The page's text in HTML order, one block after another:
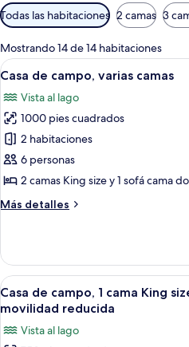
Filtros
disponibles
para
las
habitaciones
Todas las habitaciones 2 camas 3
Mostrando 14 de 14 habitaciones
Abrir
todas
las
fotos
de
Casa
de
varias
6
Casa de campo, varias camas
Vista al lago
1000 pies cuadrados
2 habitaciones
6 personas
2 camas King size y 1 sofá cama
Más detalles
Más
de
campo,
varias
camas
Abrir
todas
fotos
7
Casa de campo, 1 cama King
movilidad reducida
Vista al lago